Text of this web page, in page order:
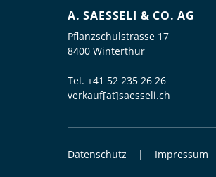
A. SAESSELI & CO. AG
Pflanzschulstrasse 17
8400 Winterthur
Tel. +41 52 235 26 26
verkauf[at]saesseli.ch
Datenschutz Impressum